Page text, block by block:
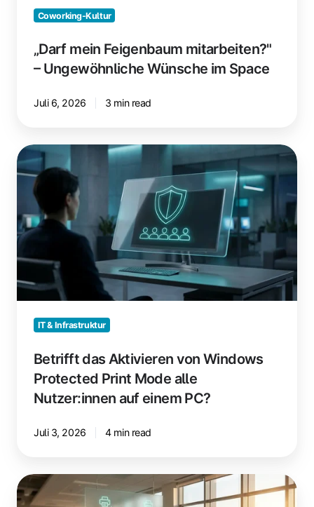
Coworking-Kultur
„Darf mein Feigenbaum mitarbeiten?"
– Ungewöhnliche Wünsche im Space
Juli 6, 2026 3 min read
Betrifft
das
Aktivieren
von
Windows
Protected
Print
alle
Nutzer:innen
PC?
IT & Infrastruktur
Betrifft das Aktivieren von Windows
Protected Print Mode alle
Nutzer:innen auf einem PC?
Juli 3, 2026 4 min read
Wie
Cloud-